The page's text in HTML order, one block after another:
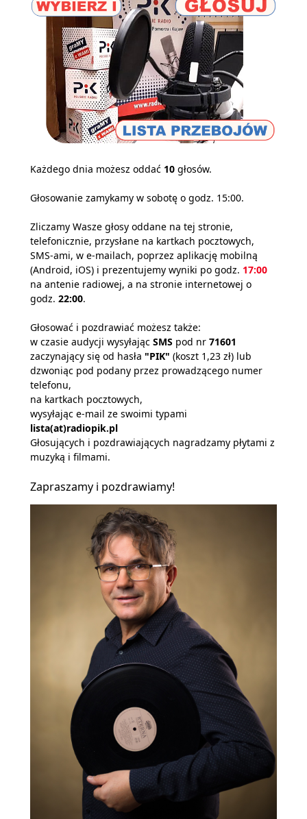
Każdego dnia możesz oddać 10 głosów.
Głosowanie zamykamy w sobotę o godz. 15:00.
Zliczamy Wasze głosy oddane na tej stronie,
telefonicznie, przysłane na kartkach pocztowych,
SMS-ami, w e-mailach, poprzez aplikację mobilną
(Android, iOS) i prezentujemy wyniki po godz. 17:00
na antenie radiowej, a na stronie internetowej o
godz. 22:00.
Głosować i pozdrawiać możesz także:
w czasie audycji wysyłając SMS pod nr 71601
zaczynający się od hasła "PIK" (koszt 1,23 zł) lub
dzwoniąc pod podany przez prowadzącego numer
telefonu,
na kartkach pocztowych,
wysyłając e-mail ze swoimi typami
lista(at)radiopik.pl
Głosujących i pozdrawiających nagradzamy płytami z
muzyką i filmami.
Zapraszamy i pozdrawiamy!